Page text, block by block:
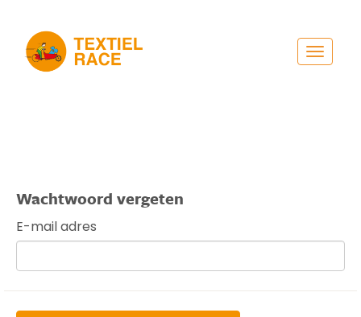
Toggle
Wachtwoord vergeten
E-mail adres